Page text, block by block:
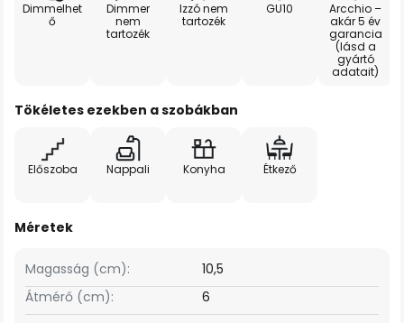
Dimmelhet
ő
Dimmer
nem
tartozék
Izzó nem
tartozék
GU10
Arcchio –
akár 5 év
garancia
(lásd a
gyártó
adatait)
Tökéletes ezekben a szobákban
Előszoba Nappali Konyha Étkező
Méretek
Magasság (cm):
10,5
Átmérő (cm):
6